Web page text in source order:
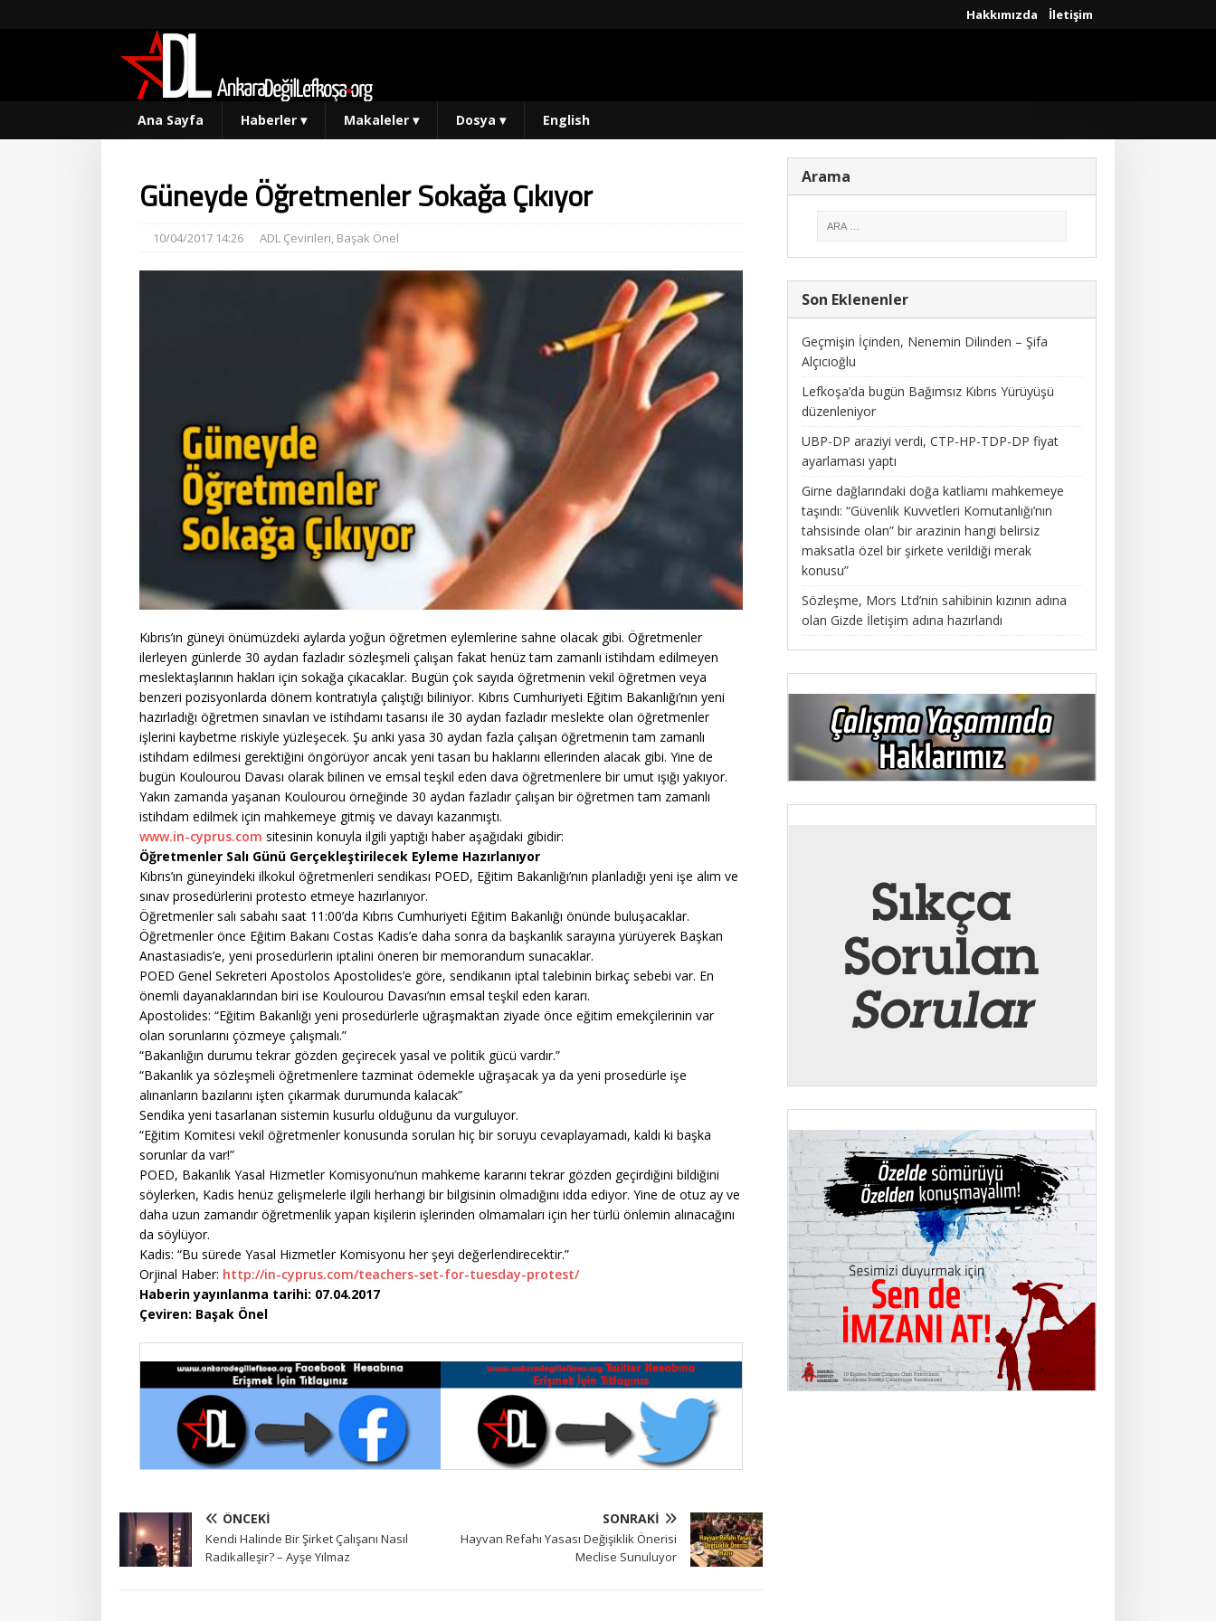
Hakkımızda İletişim
Ana Sayfa Haberler ▾ Makaleler ▾ Dosya ▾ English
Güneyde Öğretmenler Sokağa Çıkıyor
10/04/2017 14:26 ADL Çevirileri, Başak Önel
Kıbrıs’ın güneyi önümüzdeki aylarda yoğun öğretmen eylemlerine sahne olacak gibi. Öğretmenler
ilerleyen günlerde 30 aydan fazladır sözleşmeli çalışan fakat henüz tam zamanlı istihdam edilmeyen
meslektaşlarının hakları için sokağa çıkacaklar. Bugün çok sayıda öğretmenin vekil öğretmen veya
benzeri pozisyonlarda dönem kontratıyla çalıştığı biliniyor. Kıbrıs Cumhuriyeti Eğitim Bakanlığı’nın yeni
hazırladığı öğretmen sınavları ve istihdamı tasarısı ile 30 aydan fazladır meslekte olan öğretmenler
işlerini kaybetme riskiyle yüzleşecek. Şu anki yasa 30 aydan fazla çalışan öğretmenin tam zamanlı
istihdam edilmesi gerektiğini öngörüyor ancak yeni tasarı bu haklarını ellerinden alacak gibi. Yine de
bugün Koulourou Davası olarak bilinen ve emsal teşkil eden dava öğretmenlere bir umut ışığı yakıyor.
Yakın zamanda yaşanan Koulourou örneğinde 30 aydan fazladır çalışan bir öğretmen tam zamanlı
istihdam edilmek için mahkemeye gitmiş ve davayı kazanmıştı.
www.in-cyprus.com sitesinin konuyla ilgili yaptığı haber aşağıdaki gibidir:
Öğretmenler Salı Günü Gerçekleştirilecek Eyleme Hazırlanıyor
Kıbrıs’ın güneyindeki ilkokul öğretmenleri sendikası POED, Eğitim Bakanlığı’nın planladığı yeni işe alım ve
sınav prosedürlerini protesto etmeye hazırlanıyor.
Öğretmenler salı sabahı saat 11:00’da Kıbrıs Cumhuriyeti Eğitim Bakanlığı önünde buluşacaklar.
Öğretmenler önce Eğitim Bakanı Costas Kadis’e daha sonra da başkanlık sarayına yürüyerek Başkan
Anastasiadis’e, yeni prosedürlerin iptalini öneren bir memorandum sunacaklar.
POED Genel Sekreteri Apostolos Apostolides’e göre, sendikanın iptal talebinin birkaç sebebi var. En
önemli dayanaklarından biri ise Koulourou Davası’nın emsal teşkil eden kararı.
Apostolides: “Eğitim Bakanlığı yeni prosedürlerle uğraşmaktan ziyade önce eğitim emekçilerinin var
olan sorunlarını çözmeye çalışmalı.”
“Bakanlığın durumu tekrar gözden geçirecek yasal ve politik gücü vardır.”
“Bakanlık ya sözleşmeli öğretmenlere tazminat ödemekle uğraşacak ya da yeni prosedürle işe
alınanların bazılarını işten çıkarmak durumunda kalacak”
Sendika yeni tasarlanan sistemin kusurlu olduğunu da vurguluyor.
“Eğitim Komitesi vekil öğretmenler konusunda sorulan hiç bir soruyu cevaplayamadı, kaldı ki başka
sorunlar da var!”
POED, Bakanlık Yasal Hizmetler Komisyonu’nun mahkeme kararını tekrar gözden geçirdiğini bildiğini
söylerken, Kadis henüz gelişmelerle ilgili herhangi bir bilgisinin olmadığını idda ediyor. Yine de otuz ay ve
daha uzun zamandır öğretmenlik yapan kişilerin işlerinden olmamaları için her türlü önlemin alınacağını
da söylüyor.
Kadis: “Bu sürede Yasal Hizmetler Komisyonu her şeyi değerlendirecektir.”
Orjinal Haber: http://in-cyprus.com/teachers-set-for-tuesday-protest/
Haberin yayınlanma tarihi: 07.04.2017
Çeviren: Başak Önel
ÖNCEKI
Kendi Halinde Bir Şirket Çalışanı Nasıl
Radikalleşir? – Ayşe Yılmaz
SONRAKI
Hayvan Refahı Yasası Değişiklik Önerisi
Meclise Sunuluyor
Arama
Son Eklenenler
Geçmişin İçinden, Nenemin Dilinden – Şifa
Alçıcıoğlu
Lefkoşa’da bugün Bağımsız Kıbrıs Yürüyüşü
düzenleniyor
UBP-DP araziyi verdi, CTP-HP-TDP-DP fiyat
ayarlaması yaptı
Girne dağlarındaki doğa katliamı mahkemeye
taşındı: “Güvenlik Kuvvetleri Komutanlığı’nın
tahsisinde olan” bir arazinin hangi belirsiz
maksatla özel bir şirkete verildiği merak
konusu”
Sözleşme, Mors Ltd’nin sahibinin kızının adına
olan Gizde İletişim adına hazırlandı